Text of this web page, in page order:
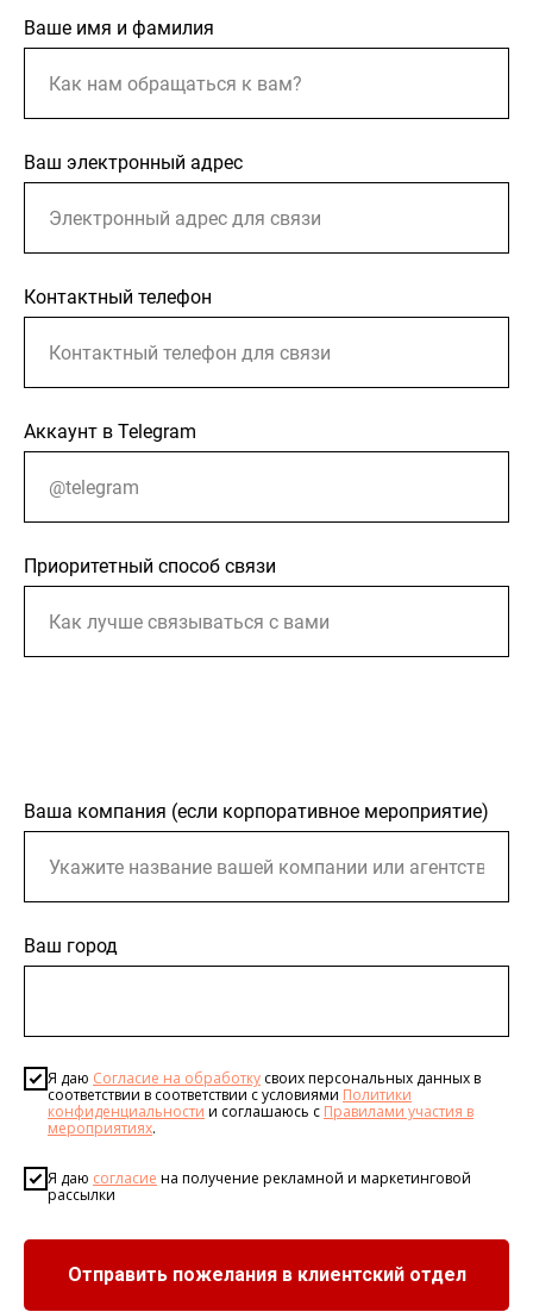
Ваше имя и фамилия
Ваш электронный адрес
Контактный телефон
Аккаунт в Telegram
Приоритетный способ связи
Ваша компания (если корпоративное мероприятие)
Ваш город
Я даю Согласие на обработку своих персональных данных в
соответствии в соответствии с условиями Политики
конфиденциальности и соглашаюсь с Правилами участия в
мероприятиях.
Я даю согласие на получение рекламной и маркетинговой
рассылки
Отправить пожелания в клиентский отдел